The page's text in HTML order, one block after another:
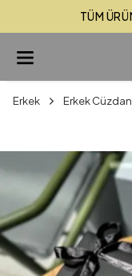
TÜM
Erkek Erkek Cüzdan